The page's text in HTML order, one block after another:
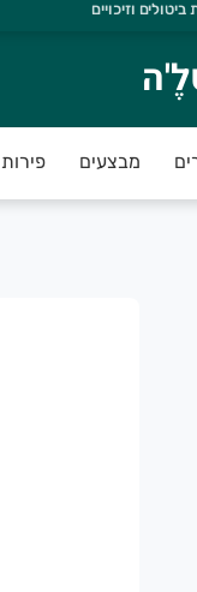
פרימיום
ביטולים וזיכויים
מבצעים פירות